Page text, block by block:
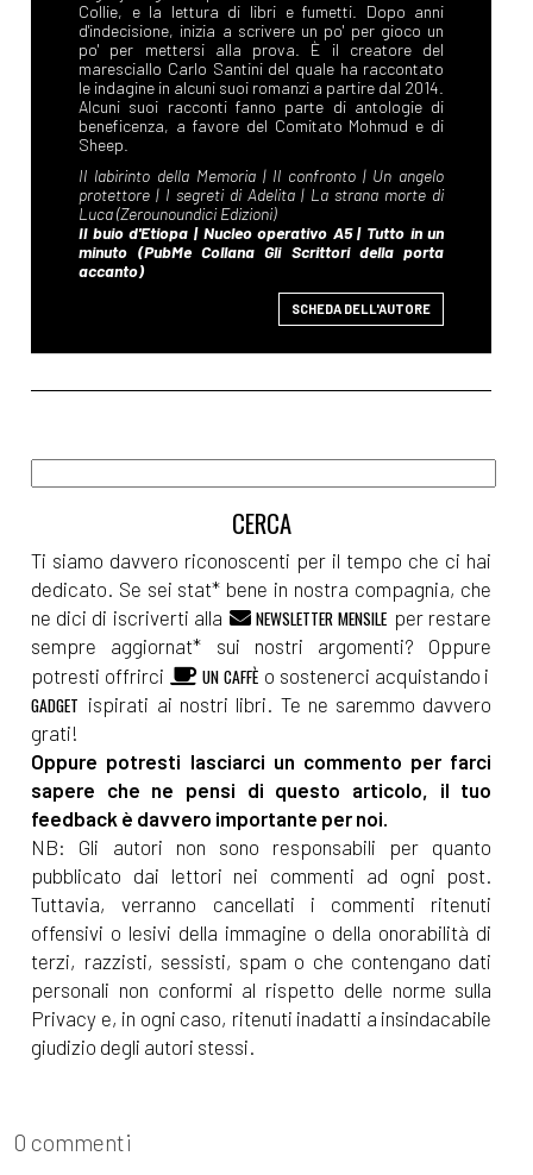
SCHEDA DELL'AUTORE
Ti siamo davvero riconoscenti per il tempo che ci hai
dedicato. Se sei stat* bene in nostra compagnia, che
ne dici di iscriverti alla
NEWSLETTER MENSILE per restare
sempre aggiornat* sui nostri argomenti? Oppure
potresti offrirci
UN CAFFÈ o sostenerci acquistando i
GADGET ispirati ai nostri libri. Te ne saremmo davvero
grati!
Oppure potresti lasciarci un commento per farci
sapere che ne pensi di questo articolo, il tuo
feedback è davvero importante per noi.
NB: Gli autori non sono responsabili per quanto
pubblicato dai lettori nei commenti ad ogni post.
Tuttavia, verranno cancellati i commenti ritenuti
offensivi o lesivi della immagine o della onorabilità di
terzi, razzisti, sessisti, spam o che contengano dati
personali non conformi al rispetto delle norme sulla
Privacy e, in ogni caso, ritenuti inadatti a insindacabile
giudizio degli autori stessi.
0 commenti